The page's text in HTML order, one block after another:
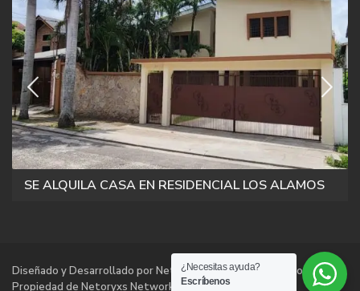
SE ALQUILA CASA EN RESIDENCIAL LOS ALAMOS
Diseñado y Desarrollado por Netoryxs Networks Technologies |
Propiedad de Netoryxs Networks Technologies |
¿Necesitas ayuda?
Escríbenos